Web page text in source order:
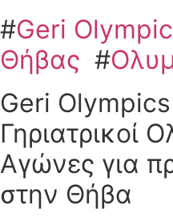
#Geri
Θήβας #
Geri
Γηριατρικοί
Αγώνες για
στην Θήβα